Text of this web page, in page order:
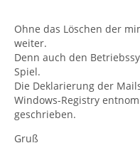
Ohne das Löschen der
weiter.
Denn auch den
Spiel.
Die Deklarierung der
Windows-Registry
geschrieben.
Gruß